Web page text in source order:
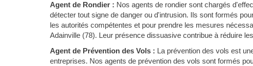
Agent de Rondier : Nos agents de rondier sont chargés
détecter tout signe de danger ou d'intrusion. Ils sont formés
les autorités compétentes et pour prendre les mesures
Adainville (78). Leur présence dissuasive contribue à réduire
Agent de Prévention des Vols : La prévention des vols est
entreprises. Nos agents de prévention des vols sont formés